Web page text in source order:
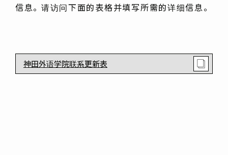
信息。 请访问下面的表格并填写所需的详细信息。
神田外语学院联系更新表